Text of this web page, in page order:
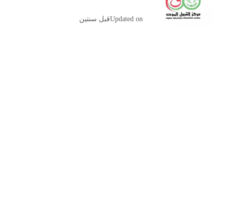
Updated onقبل سنتين